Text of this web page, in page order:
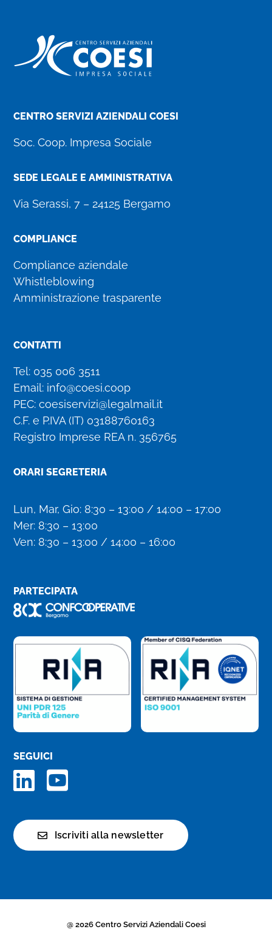
CENTRO SERVIZI AZIENDALI COESI
Soc. Coop. Impresa Sociale
SEDE LEGALE E AMMINISTRATIVA
Via Serassi, 7 – 24125 Bergamo
COMPLIANCE
Compliance aziendale
Whistleblowing
Amministrazione trasparente
CONTATTI
Tel: 035 006 3511
Email: info@coesi.coop
PEC:coesiservizi@legalmail.it
C.F. e P.IVA (IT) 03188760163
Registro Imprese REA n. 356765
ORARI SEGRETERIA
Lun, Mar, Gio: 8:30 – 13:00 / 14:00 – 17:00
Mer: 8:30 – 13:00
Ven: 8:30 – 13:00 / 14:00 – 16:00
PARTECIPATA
SEGUICI
Iscriviti alla newsletter
@ 2026 Centro Servizi Aziendali Coesi